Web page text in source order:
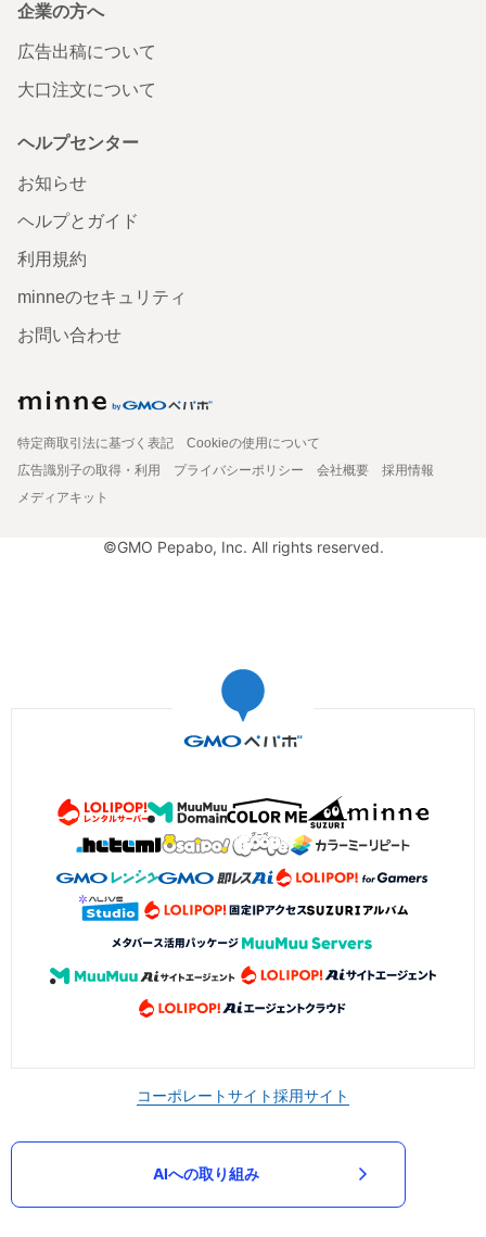
企業の方へ
広告出稿について
大口注文について
ヘルプセンター
お知らせ
ヘルプとガイド
利用規約
minneのセキュリティ
お問い合わせ
特定商取引法に基づく表記
Cookieの使用について
広告識別子の取得・利用
プライバシーポリシー 会社概要
採用情報
メディアキット
©GMO Pepabo, Inc. All rights reserved.
コーポレートサイト採用サイト
AIへの取り組み